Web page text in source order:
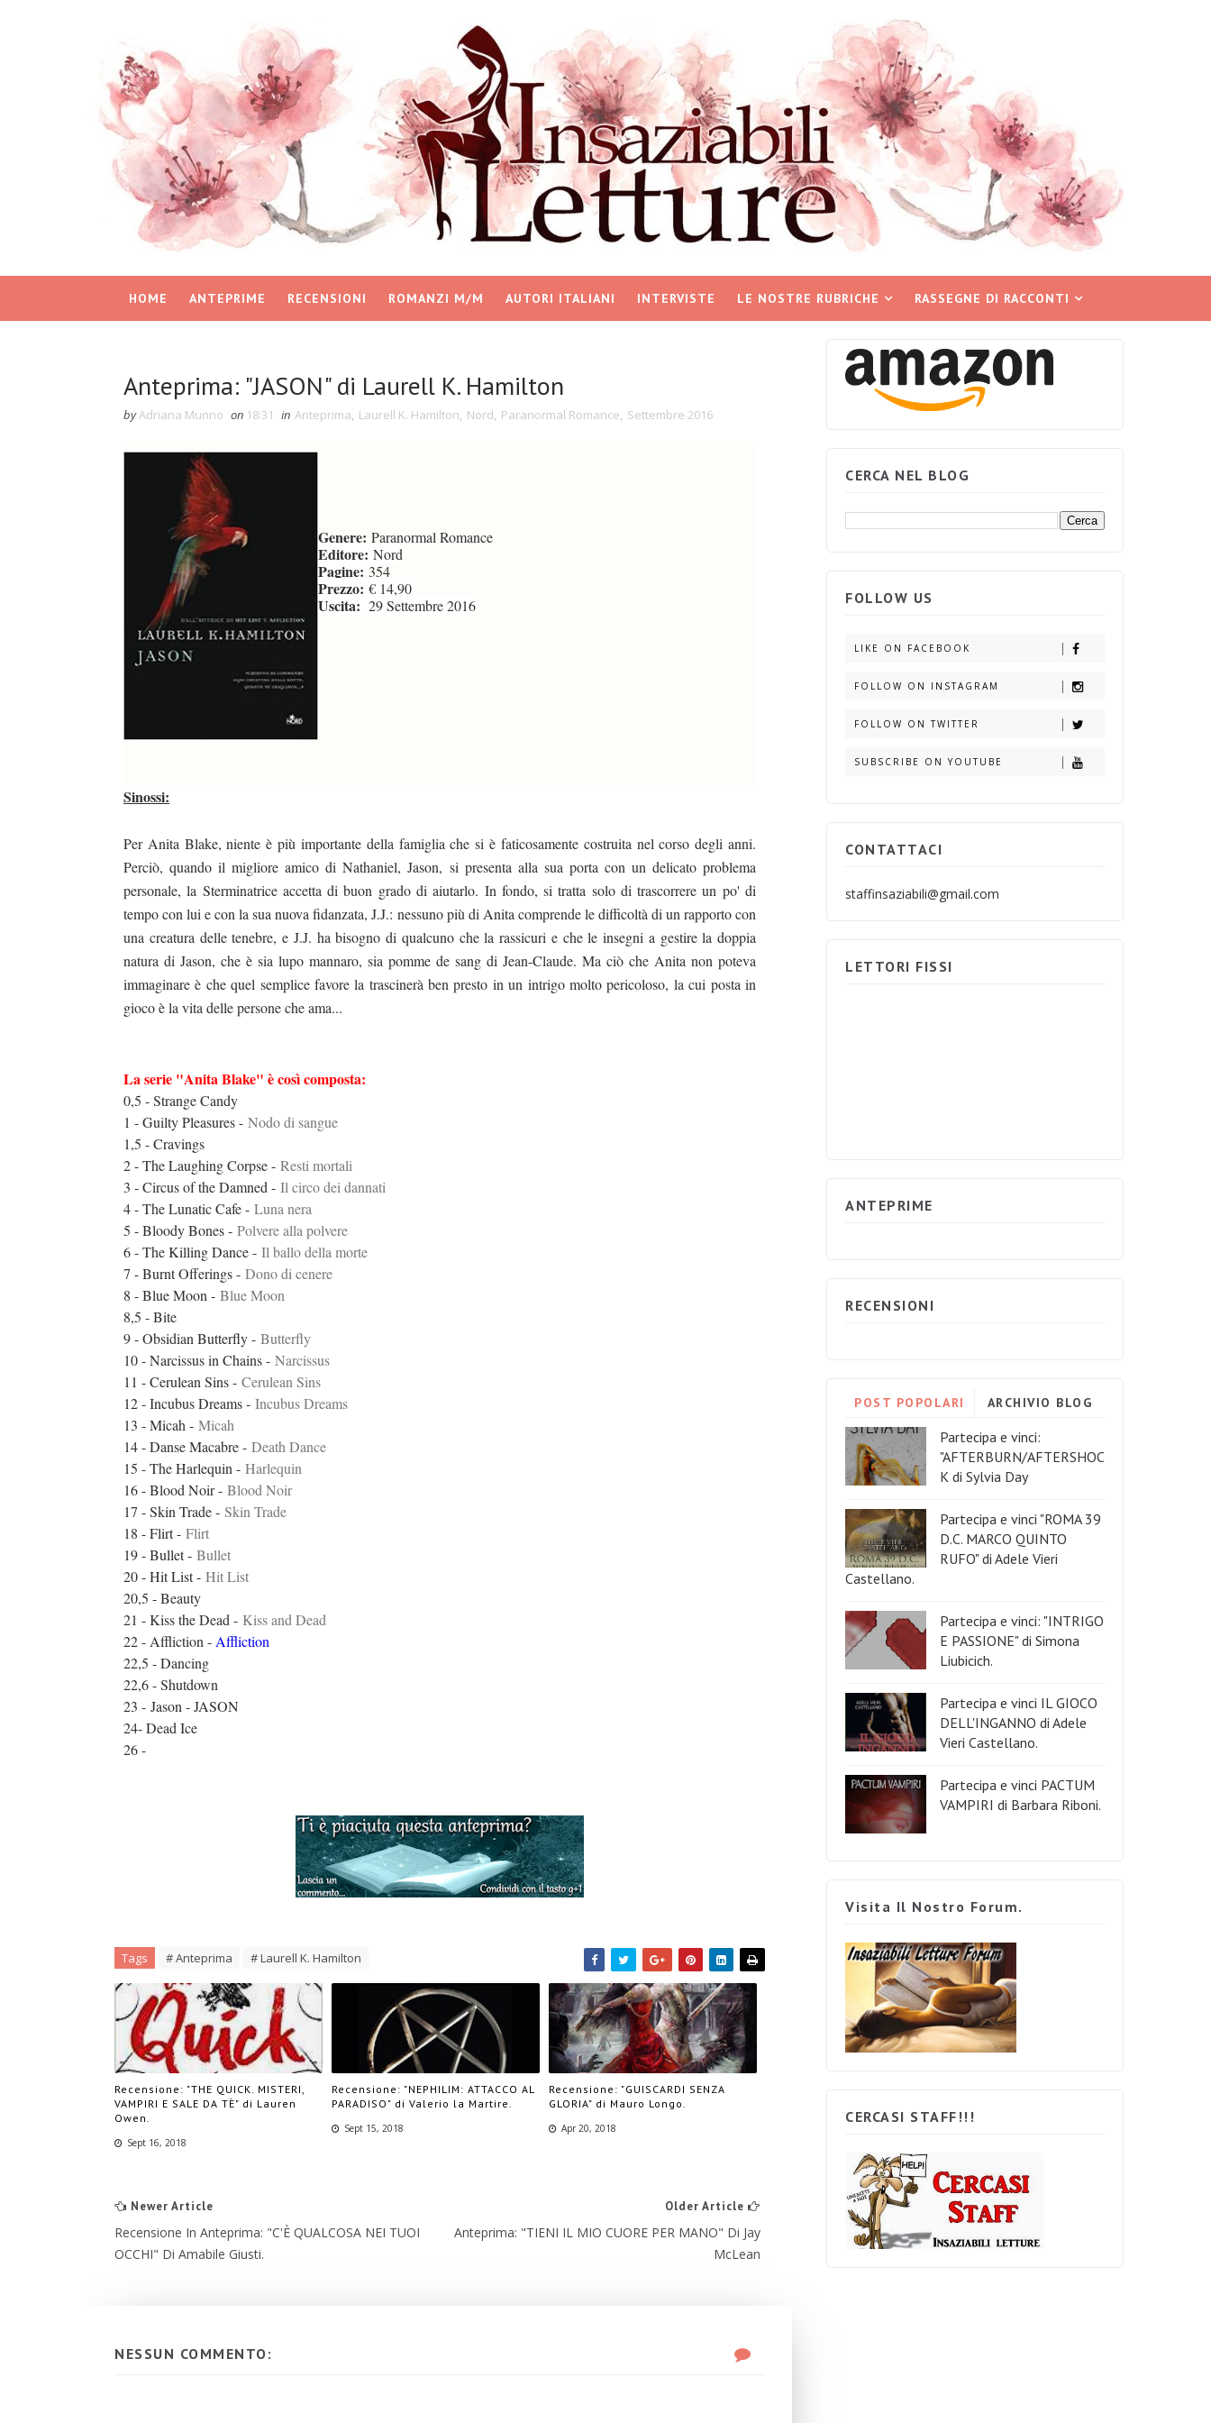
HOME ANTEPRIME RECENSIONI ROMANZI M/M AUTORI ITALIANI INTERVISTE LE NOSTRE RUBRICHE RASSEGNE DI RACCONTI
Anteprima: "JASON" di Laurell K. Hamilton
byAdriana Munno on 18:31 in Anteprima, Laurell K. Hamilton, Nord, Paranormal Romance, Settembre 2016
Genere: Paranormal Romance
Editore: Nord
Pagine: 354
Prezzo: € 14,90
Uscita: 29 Settembre 2016
Sinossi:
Per Anita Blake, niente è più importante della famiglia che si è faticosamente costruita nel corso degli anni.
Perciò, quando il migliore amico di Nathaniel, Jason, si presenta alla sua porta con un delicato problema
personale,la Sterminatriceaccetta di buon grado di aiutarlo. In fondo, si tratta solo di trascorrere un po' di
tempo con lui e con la sua nuova fidanzata, J.J.: nessuno più di Anita comprende le difficoltà di un rapporto con
una creatura delle tenebre, e J.J. ha bisogno di qualcuno che la rassicuri e che le insegni a gestire la doppia
natura di Jason, che è sia lupo mannaro, sia pomme de sang di Jean-Claude. Ma ciò che Anita non poteva
immaginare è che quel semplice favore la trascinerà ben presto in un intrigo molto pericoloso, la cui posta in
gioco è la vita delle persone che ama...
La serie "Anita Blake" è così composta:
0,5 - Strange Candy
1 - Guilty Pleasures - Nodo di sangue
1,5 - Cravings
2 - The Laughing Corpse - Resti mortali
3 - Circus of the Damned - Il circo dei dannati
4 - The Lunatic Cafe - Luna nera
5 - Bloody Bones - Polvere alla polvere
6 - The Killing Dance - Il ballo della morte
7 - Burnt Offerings - Dono di cenere
8 - Blue Moon - Blue Moon
8,5 - Bite
9 - Obsidian Butterfly - Butterfly
10 - Narcissus in Chains - Narcissus
11 - Cerulean Sins - Cerulean Sins
12 - Incubus Dreams - Incubus Dreams
13 - Micah - Micah
14 - Danse Macabre - Death Dance
15 - The Harlequin - Harlequin
16 - Blood Noir - Blood Noir
17 - Skin Trade - Skin Trade
18 - Flirt - Flirt
19 - Bullet - Bullet
20 - Hit List - Hit List
20,5 - Beauty
21 - Kiss the Dead - Kiss and Dead
22 - Affliction - Affliction
22,5 - Dancing
22,6 - Shutdown
23 - Jason - JASON
24- Dead Ice
26 -
Tags # Anteprima # Laurell K. Hamilton
Recensione: "THE QUICK. MISTERI,
VAMPIRI E SALE DA TÈ" di Lauren
Owen.
Sept 16, 2018
Recensione: "NEPHILIM: ATTACCO AL
PARADISO" di Valerio la Martire.
Sept 15, 2018
Recensione: "GUISCARDI SENZA
GLORIA" di Mauro Longo.
Apr 20, 2018
Newer Article
Recensione In Anteprima: "C'È QUALCOSA NEI TUOI
OCCHI" Di Amabile Giusti.
Older Article
Anteprima: "TIENI IL MIO CUORE PER MANO" Di Jay
McLean
NESSUN COMMENTO:
CERCA NEL BLOG
FOLLOW US
LIKE ON FACEBOOK
FOLLOW ON INSTAGRAM
FOLLOW ON TWITTER
SUBSCRIBE ON YOUTUBE
CONTATTACI
staffinsaziabili@gmail.com
LETTORI FISSI
ANTEPRIME
RECENSIONI
POST POPOLARI ARCHIVIO BLOG
Partecipa e vinci:
"AFTERBURN/AFTERSHOC
K di Sylvia Day
Partecipa e vinci "ROMA 39
D.C. MARCO QUINTO
RUFO" di Adele Vieri
Castellano.
Partecipa e vinci: "INTRIGO
E PASSIONE" di Simona
Liubicich.
Partecipa e vinci IL GIOCO
DELL'INGANNO di Adele
Vieri Castellano.
Partecipa e vinci PACTUM
VAMPIRI di Barbara Riboni.
Visita Il Nostro Forum.
CERCASI STAFF!!!